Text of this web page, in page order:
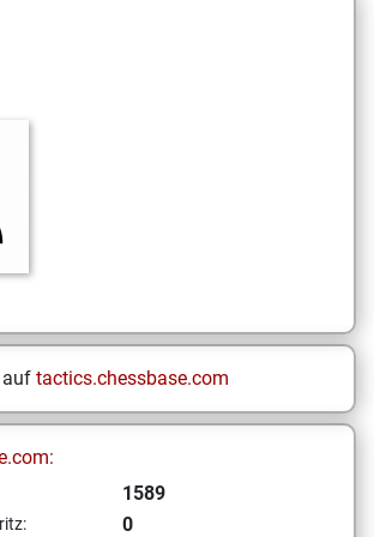
auf tactics.chessbase.com
1589
0